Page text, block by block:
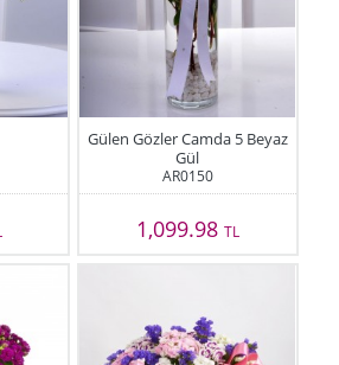
Gülen Gözler Camda 5 Beyaz
Gül
AR0150
1,099.98 TL